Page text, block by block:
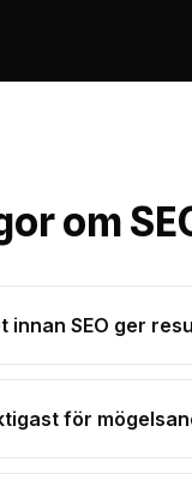
om
innan SEO ger
för